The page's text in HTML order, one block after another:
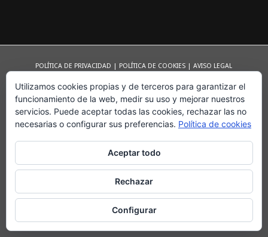
POLÍTICA DE PRIVACIDAD POLÍTICA DE COOKIES |AVISO LEGAL
Utilizamos cookies propias y de terceros para garantizar el
funcionamiento de la web, medir su uso y mejorar nuestros
servicios. Puede aceptar todas las cookies, rechazar las no
necesarias o configurar sus preferencias. Política de cookies
Aceptar todo
Rechazar
Configurar